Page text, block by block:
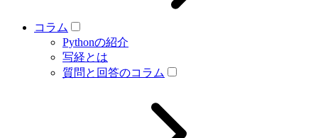
コラム
Pythonの紹介
写経とは
質問と回答のコラム